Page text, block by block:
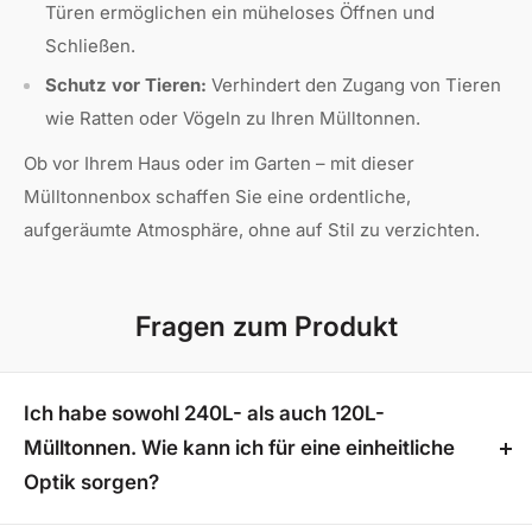
Türen ermöglichen ein müheloses Öffnen und
Schließen.
Schutz vor Tieren: Verhindert den Zugang von Tieren
wie Ratten oder Vögeln zu Ihren Mülltonnen.
Ob vor Ihrem Haus oder im Garten – mit dieser
Mülltonnenbox schaffen Sie eine ordentliche,
aufgeräumte Atmosphäre, ohne auf Stil zu verzichten.
Fragen zum Produkt
Ich habe sowohl 240L- als auch 120L-
Mülltonnen. Wie kann ich für eine einheitliche
Optik sorgen?